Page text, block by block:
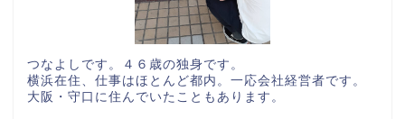
つなよしです。４６歳の独身です。
横浜在住、仕事はほとんど都内。一応会社経営者です。
大阪・守口に住んでいたこともあります。